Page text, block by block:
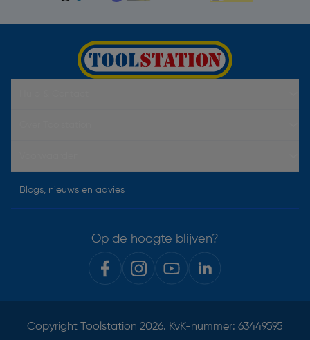
Blogs, nieuws en advies
Op de hoogte blijven?
Copyright Toolstation 2026. KvK-nummer: 63449595